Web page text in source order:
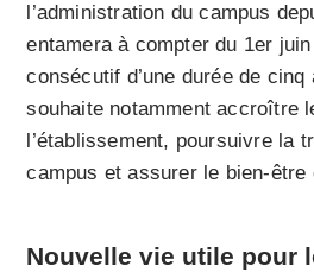
l’administration du campus
entamera à compter du 1er
consécutif d’une durée de
souhaite notamment accroître
l’établissement, poursuivre la
campus et assurer le bien-être
Nouvelle vie utile pour